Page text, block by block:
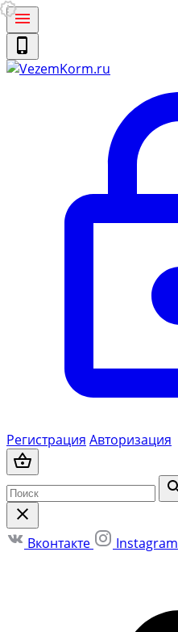
Регистрация Авторизация
Вконтакте Instagram